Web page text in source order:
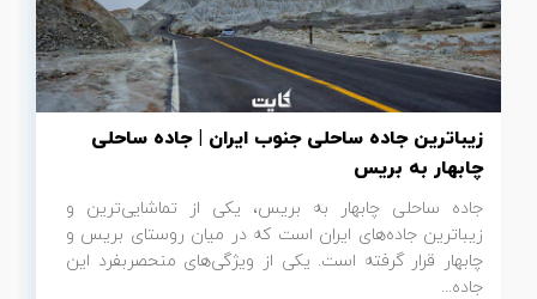
زیباترین جاده ساحلی جنوب ایران | جاده ساحلی
چابهار به بریس
جاده ساحلی چابهار به بریس، یکی از تماشایی‌ترین و
زیباترین جاده‌های ایران است که در میان روستای بریس و
چابهار قرار گرفته است. یکی از ویژگی‌های منحصربفرد این
جاده...
تور اصفهان
تور ترکمن صحرا
تور آفرود